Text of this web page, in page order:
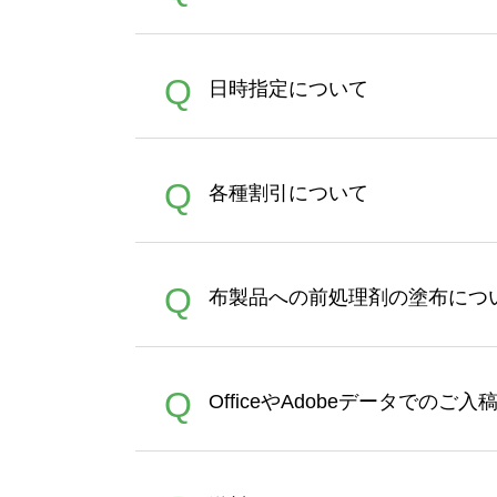
A
ン作成のお手伝いをすること
合は、デザインツールをご利
Q 日時指定について
A
者にご連絡いただき調整をお
Q 各種割引について
A
ポイントとして付与され、次
文時からご利用頂けます。ポ
れば、ランクにカウントがさ
Q 布製品への前処理剤の塗布につ
A
イト以外）のプリントは、濃
品をお届けするため、処理剤
Q OfficeやAdobeデータでのご入